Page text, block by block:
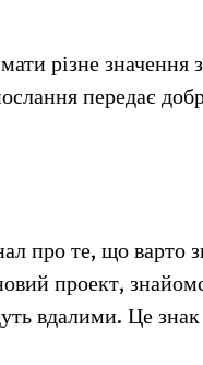
різне значення
передає
про те, що варто
проект,
вдалими. Це знак